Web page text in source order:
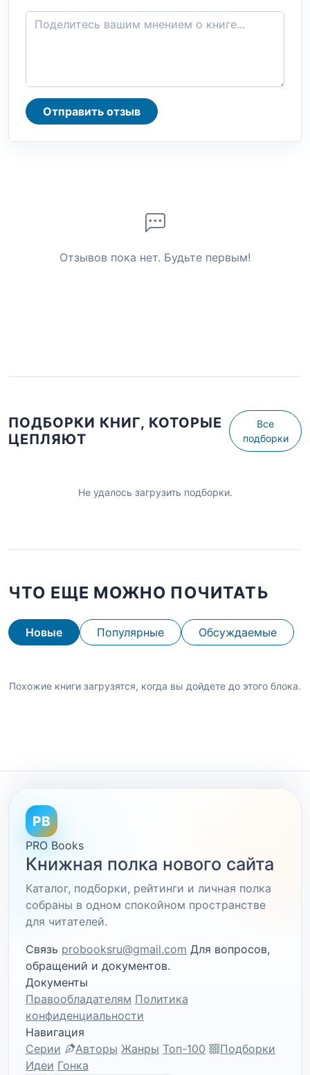
Отправить отзыв
Отзывов пока нет. Будьте первым!
ПОДБОРКИ КНИГ, КОТОРЫЕ
ЦЕПЛЯЮТ
Все
подборки
Не удалось загрузить подборки.
ЧТО ЕЩЕ МОЖНО ПОЧИТАТЬ
Новые Популярные Обсуждаемые
Похожие книги загрузятся, когда вы дойдете до этого блока.
PB
PRO Books
Книжная полка нового сайта
Каталог, подборки, рейтинги и личная полка
собраны в одном спокойном пространстве
для читателей.
Связь probooksru@gmail.com Для вопросов,
обращений и документов.
Документы
Правообладателям Политика
конфиденциальности
Навигация
Серии
Авторы Жанры Топ-100
Подборки
Идеи Гонка